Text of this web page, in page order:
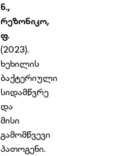
ნ.,
რეზონიკო,
ფ.
(2023).
ხეხილის
ბაქტერიული
სიდამწვრე
და
მისი
გამომწვევი
პათოგენი.